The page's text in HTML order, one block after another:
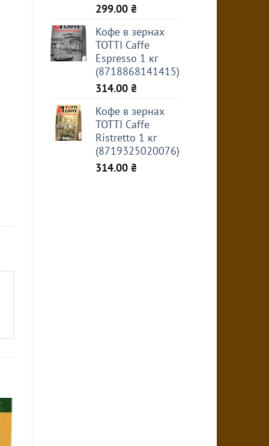
299.00 ₴
Кофе в зернах
TOTTI Caffe
Espresso 1 кг
(8718868141415)
314.00 ₴
Кофе в зернах
TOTTI Caffe
Ristretto 1 кг
(8719325020076)
314.00 ₴